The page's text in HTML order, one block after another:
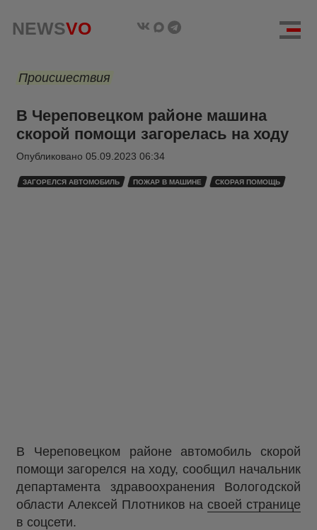
NEWSVO
Происшествия
В Череповецком районе машина
скорой помощи загорелась на ходу
Опубликовано 05.09.2023 06:34
ЗАГОРЕЛСЯ АВТОМОБИЛЬ ПОЖАР В МАШИНЕ СКОРАЯ ПОМОЩЬ
В Череповецком районе автомобиль скорой
помощи загорелся на ходу, сообщил начальник
департамента здравоохранения Вологодской
области Алексей Плотников на своей странице
в соцсети.